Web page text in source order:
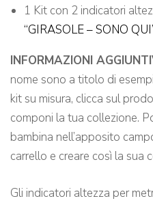
1 Kit con 2 indicatori
“GIRASOLE – SONO
INFORMAZIONI
nome sono a titolo di
kit su misura, clicca sul
componi la tua collezione.
bambina nell’apposito
carrello e creare così la sua
Gli indicatori altezza per